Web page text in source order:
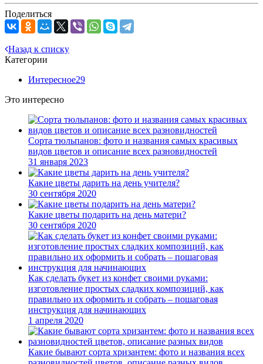
Поделиться
Назад к списку
Категории
Интересное29
Это интересно
Сорта тюльпанов: фото и названия самых красивых
видов цветов и описание всех разновидностей
31 января 2023
Какие цветы дарить на день учителя?
30 сентября 2020
Какие цветы подарить на день матери?
30 сентября 2020
Как сделать букет из конфет своими руками:
изготовление простых сладких композиций, как
правильно их оформить и собрать – пошаговая
инструкция для начинающих
1 апреля 2020
Какие бывают сорта хризантем: фото и названия всех